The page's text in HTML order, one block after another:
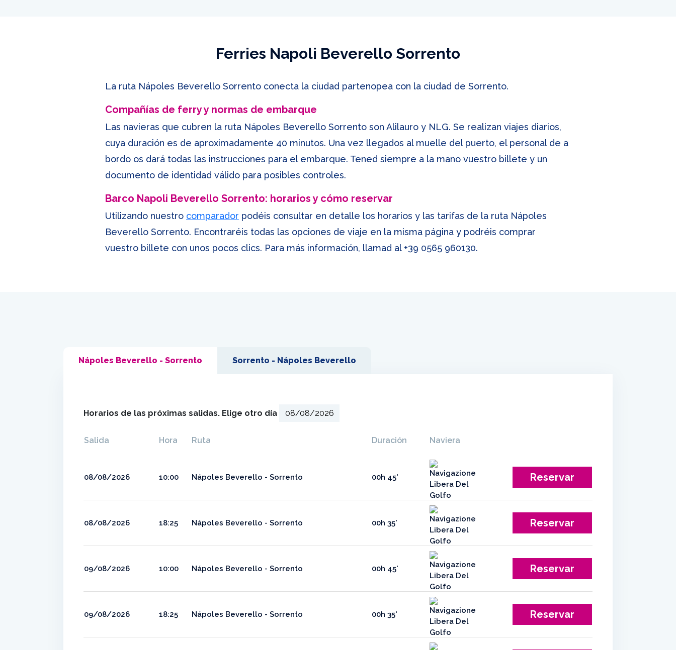
Ferries Napoli Beverello Sorrento
La ruta Nápoles Beverello Sorrento conecta la ciudad partenopea con la ciudad de Sorrento.
Compañías de ferry y normas de embarque
Las navieras que cubren la ruta Nápoles Beverello Sorrento son Alilauro y NLG. Se realizan viajes diarios,
cuya duración es de aproximadamente 40 minutos. Una vez llegados al muelle del puerto, el personal de a
bordo os dará todas las instrucciones para el embarque. Tened siempre a la mano vuestro billete y un
documento de identidad válido para posibles controles.
Barco Napoli Beverello Sorrento: horarios y cómo reservar
Utilizando nuestro comparador podéis consultar en detalle los horarios y las tarifas de la ruta Nápoles
Beverello Sorrento. Encontraréis todas las opciones de viaje en la misma página y podréis comprar
vuestro billete con unos pocos clics. Para más información, llamad al +39 0565 960130.
Nápoles Beverello - Sorrento Sorrento - Nápoles Beverello
Horarios de las próximas salidas. Elige otro día
Salida Hora Ruta Duración Naviera
08/08/2026 10:00 Nápoles Beverello - Sorrento 00h 45' Reservar
08/08/2026 18:25 Nápoles Beverello - Sorrento 00h 35' Reservar
09/08/2026 10:00 Nápoles Beverello - Sorrento 00h 45' Reservar
09/08/2026 18:25 Nápoles Beverello - Sorrento 00h 35' Reservar